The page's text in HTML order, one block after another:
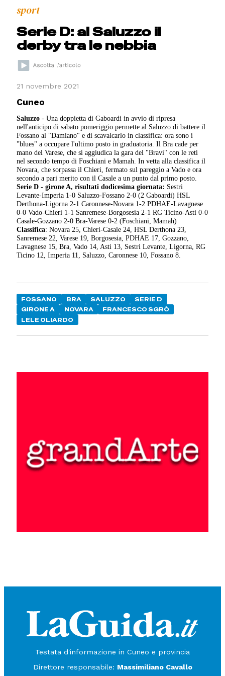
sport
Serie D: al Saluzzo il
derby tra le nebbia
21 novembre 2021
Cuneo
Saluzzo - Una doppietta di Gaboardi in avvio di ripresa
nell'anticipo di sabato pomeriggio permette al Saluzzo di battere il
Fossano al "Damiano" e di scavalcarlo in classifica: ora sono i
"blues" a occupare l'ultimo posto in graduatoria. Il Bra cade per
mano del Varese, che si aggiudica la gara del "Bravi" con le reti
nel secondo tempo di Foschiani e Mamah. In vetta alla classifica il
Novara, che sorpassa il Chieri, fermato sul pareggio a Vado e ora
secondo a pari merito con il Casale a un punto dal primo posto.
Serie D - girone A, risultati dodicesima giornata: Sestri
Levante-Imperia 1-0 Saluzzo-Fossano 2-0 (2 Gaboardi) HSL
Derthona-Ligorna 2-1 Caronnese-Novara 1-2 PDHAE-Lavagnese
0-0 Vado-Chieri 1-1 Sanremese-Borgosesia 2-1 RG Ticino-Asti 0-0
Casale-Gozzano 2-0 Bra-Varese 0-2 (Foschiani, Mamah)
Classifica: Novara 25, Chieri-Casale 24, HSL Derthona 23,
Sanremese 22, Varese 19, Borgosesia, PDHAE 17, Gozzano,
Lavagnese 15, Bra, Vado 14, Asti 13, Sestri Levante, Ligorna, RG
Ticino 12, Imperia 11, Saluzzo, Caronnese 10, Fossano 8.
FOSSANO BRA SALUZZO
SERIE D
GIRONE A
NOVARA
FRANCESCO SGRÒ
LELE OLIARDO
Testata d'informazione in Cuneo e provincia
Direttore responsabile: Massimiliano Cavallo